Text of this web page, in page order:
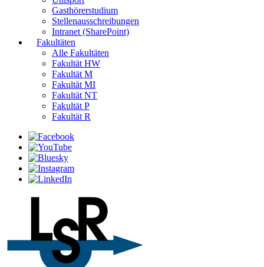
Gasthörerstudium
Stellenausschreibungen
Intranet (SharePoint)
Fakultäten
Alle Fakultäten
Fakultät HW
Fakultät M
Fakultät MI
Fakultät NT
Fakultät P
Fakultät R